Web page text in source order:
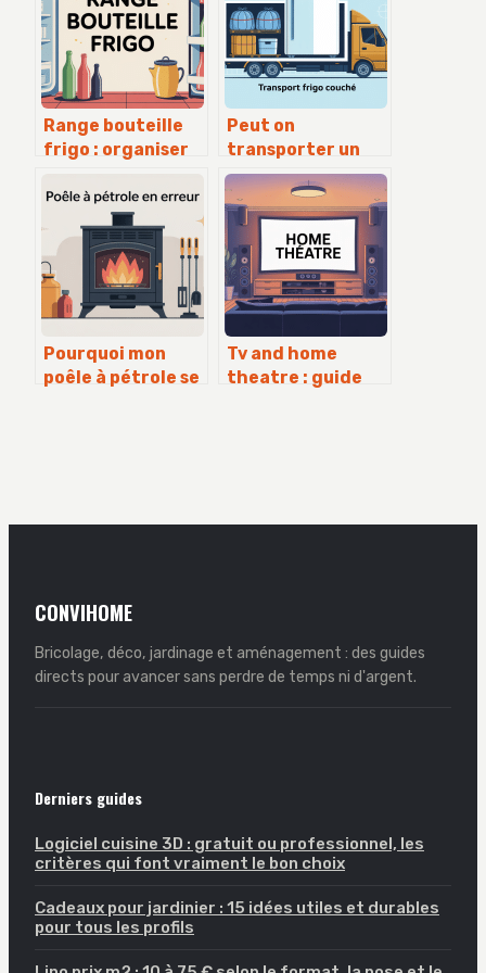
Range bouteille
frigo : organiser
place sans effort
Peut on
transporter un
frigo couché sans
l’abîmer
Pourquoi mon
poêle à pétrole se
Tv and home
theatre : guide
CONVIHOME
Bricolage, déco, jardinage et aménagement : des guides
directs pour avancer sans perdre de temps ni d'argent.
Derniers guides
Logiciel cuisine 3D : gratuit ou professionnel, les
critères qui font vraiment le bon choix
Cadeaux pour jardinier : 15 idées utiles et durables
pour tous les profils